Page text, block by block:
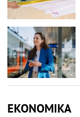
EKONOMIKA